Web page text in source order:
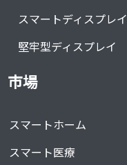
スマートディスプレイ
堅牢型ディスプレイ
市場
スマートホーム
スマート医療